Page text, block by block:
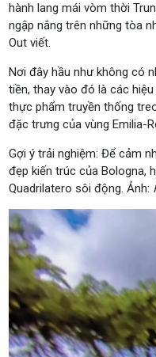
hành lang mái vòm thời
ngập nắng trên những tòa
Out viết.
Nơi đây hầu như không có
tiền, thay vào đó là các
thực phẩm truyền thống
đặc trưng của vùng Emilia-
Gợi ý trải nghiệm: Để cảm
đẹp kiến trúc của Bologna,
Quadrilatero sôi động. Ảnh: